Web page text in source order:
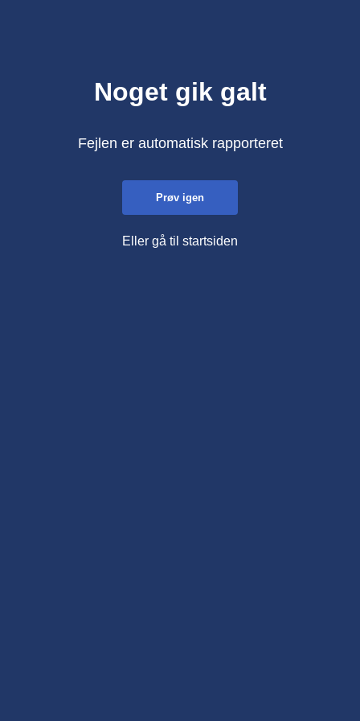
Noget gik galt
Fejlen er automatisk rapporteret
Prøv igen
Eller gå til startsiden